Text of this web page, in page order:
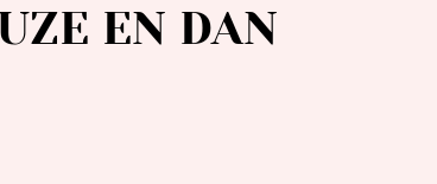
EN DAN